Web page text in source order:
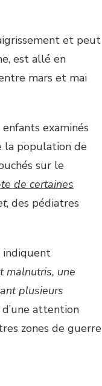
et peut
est allé en
mars et mai
examinés
la population de
sur le
de certaines
, des pédiatres
indiquent
malnutris, une
plusieurs
attention
zones de guerre